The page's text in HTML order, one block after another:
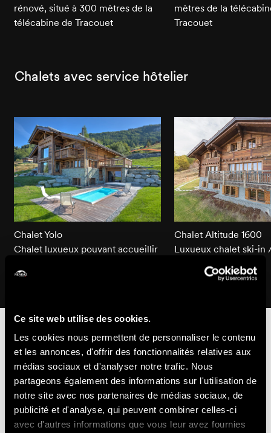
Ce site web utilise des cookies.
Les cookies nous permettent de personnaliser le contenu
et les annonces, d'offrir des fonctionnalités relatives aux
médias sociaux et d'analyser notre trafic. Nous
partageons également des informations sur l'utilisation de
notre site avec nos partenaires de médias sociaux, de
publicité et d'analyse, qui peuvent combiner celles-ci
avec d'autres informations que vous leur avez fournies
rénové, situé à 300 mètres de la
télécabine de Tracouet
mètres de la
Tracouet
Chalets avec service hôtelier
Chalet Yolo
Chalet luxueux pouvant accueillir
in/ski-out et service hôtelier
Chalet Altitude 1600
Luxueux chalet ski-in
avec service hôtelier
Locations de longue durée
A la recherche d'un appartement ou d'un chalet ?
Retrouvez ici la liste des locations à l'année ou à la
saison.